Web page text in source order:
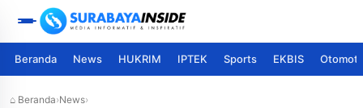
Beranda News HUKRIM IPTEK Sports EKBIS
⌂ Beranda›News›